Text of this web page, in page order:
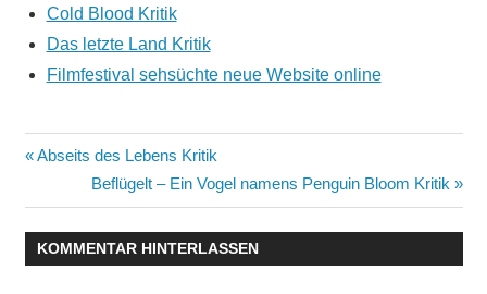
Cold Blood Kritik
Das letzte Land Kritik
Filmfestival sehsüchte neue Website online
Beitragsnavigation
Vorheriger
Abseits des Lebens Kritik
Nächster
Beitrag:
Beflügelt – Ein Vogel namens Penguin Bloom Kritik
KOMMENTAR HINTERLASSEN